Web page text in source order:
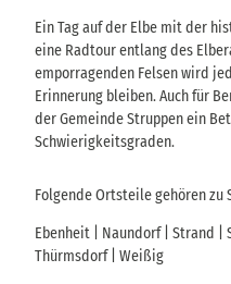
Ein Tag auf der Elbe mit der
eine Radtour entlang des
emporragenden Felsen wird
Erinnerung bleiben. Auch für
der Gemeinde Struppen ein
Schwierigkeitsgraden.
Folgende Ortsteile gehören zu
Ebenheit | Naundorf | Strand |
Thürmsdorf | Weißig